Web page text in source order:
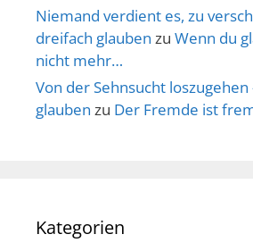
Niemand verdient es, zu
dreifach glauben zu Wenn du
nicht mehr…
Von der Sehnsucht
glauben zu Der Fremde ist
Kategorien